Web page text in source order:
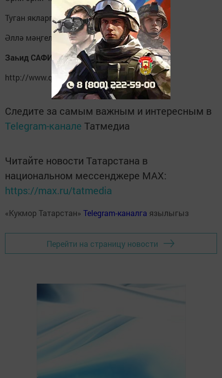
Туган якларгамы юл алган?
Әллә мәңгелеккә китеп югалган...
Заһид САФИН, Кукмара
http://www.qli.ru/?p=44368&cpage=1
Следите за самым важным и интересным в
Telegram-канале Татмедиа
Читайте новости Татарстана в
национальном мессенджере MАХ:
https://max.ru/tatmedia
«Кукмор Татарстан» Telegram-каналга язылыгыз
Перейти на страницу новости